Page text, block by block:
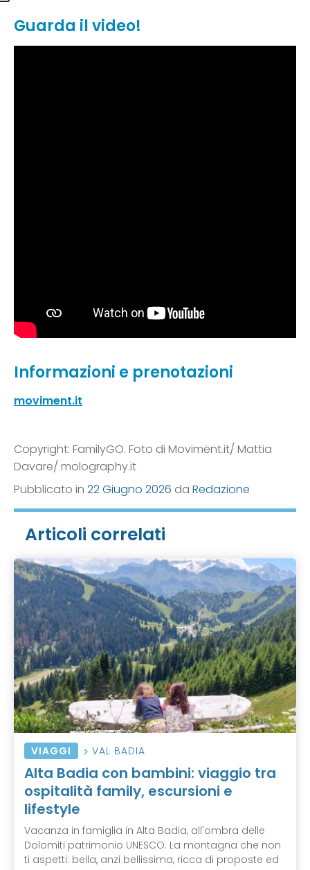
Guarda il video!
Informazioni e prenotazioni
moviment.it
Copyright: FamilyGO. Foto di Movimënt.it/ Mattia
Davare/ molography.it
Pubblicato in 22 Giugno 2026 da Redazione
Articoli correlati
VIAGGI VAL BADIA
Alta Badia con bambini: viaggio tra
ospitalità family, escursioni e
lifestyle
Vacanza in famiglia in Alta Badia, all'ombra delle
Dolomiti patrimonio UNESCO. La montagna che non
ti aspetti: bella, anzi bellissima, ricca di proposte ed